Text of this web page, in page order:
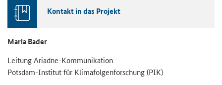
Kontakt in das Projekt
Maria Bader
Leitung Ariadne-Kommunikation
Potsdam-Institut für Klimafolgenforschung (PIK)